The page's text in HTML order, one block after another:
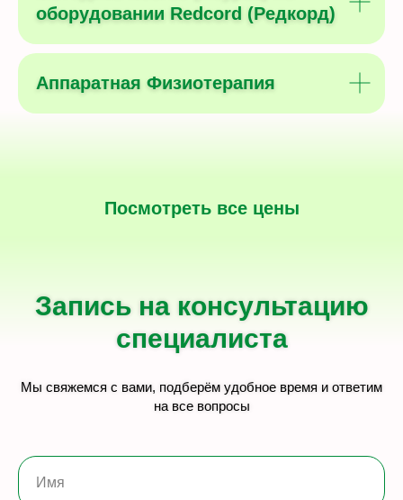
оборудовании Redcord (Редкорд)
Аппаратная Физиотерапия
Посмотреть все цены
Запись на консультацию
специалиста
Мы свяжемся с вами, подберём удобное время и ответим
на все вопросы
Имя